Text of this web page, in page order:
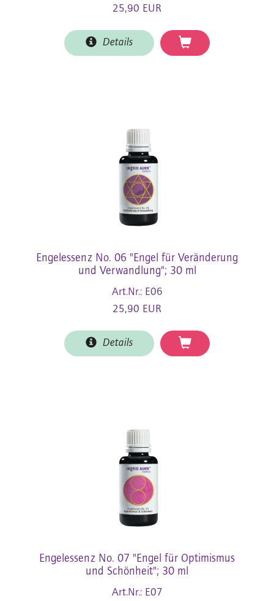
25,90 EUR
Details
Engelessenz No. 06 "Engel für Veränderung
und Verwandlung"; 30 ml
Art.Nr.: E06
25,90 EUR
Details
Engelessenz No. 07 "Engel für Optimismus
und Schönheit"; 30 ml
Art.Nr.: E07